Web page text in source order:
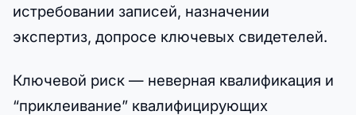
истребовании записей, назначении
экспертиз, допросе ключевых свидетелей.
Ключевой риск — неверная квалификация и
“приклеивание” квалифицирующих